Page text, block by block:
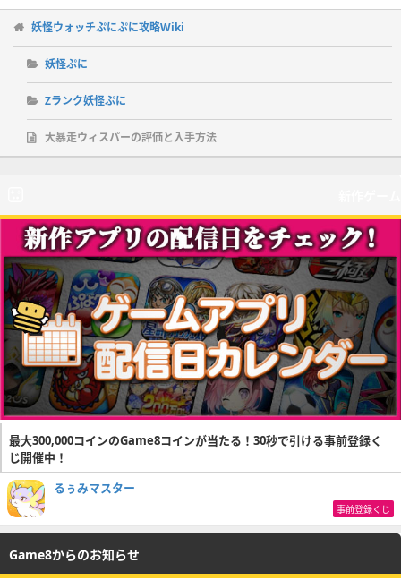
妖怪ウォッチぷにぷに攻略Wiki
妖怪ぷに
Zランク妖怪ぷに
大暴走ウィスパーの評価と入手方法
最大300,000コインのGame8コインが当たる！30秒で引ける事前登録く
じ開催中！
るぅみマスター
事前登録くじ
Game8からのお知らせ